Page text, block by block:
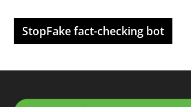
StopFake fact-checking bot